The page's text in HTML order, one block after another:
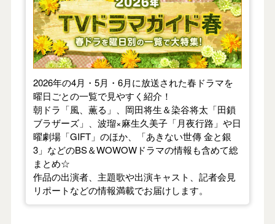
2026年の4月・5月・6月に放送された春ドラマを
曜日ごとの一覧で見やすく紹介！
朝ドラ「風、薫る」、岡田将生＆染谷将太「田鎖
ブラザーズ」、波瑠×麻生久美子「月夜行路」や日
曜劇場「GIFT」のほか、「あきない世傳 金と銀
3」などのBS＆WOWOWドラマの情報も含めて総
まとめ☆
作品の出演者、主題歌や出演キャスト、記者会見
リポートなどの情報満載でお届けします。